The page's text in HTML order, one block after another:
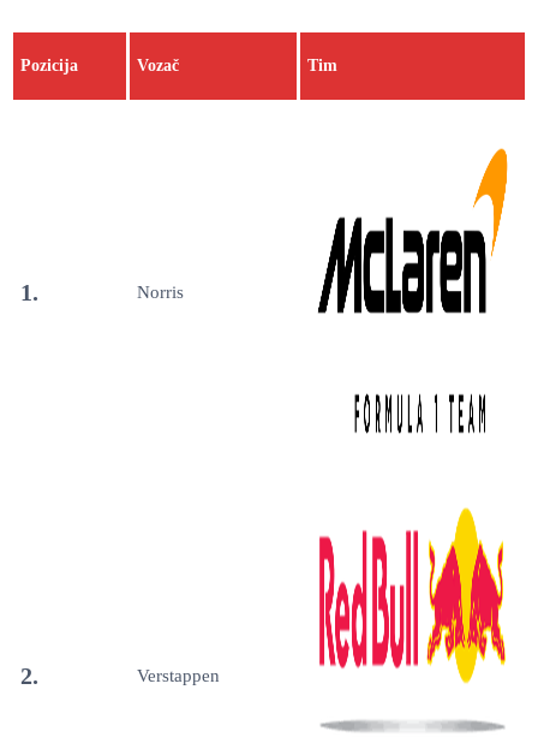
Pozicija Vozač Tim
1. Norris
2. Verstappen